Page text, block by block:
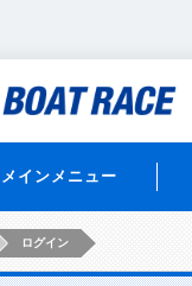
メインメニュー
HOMEログイン